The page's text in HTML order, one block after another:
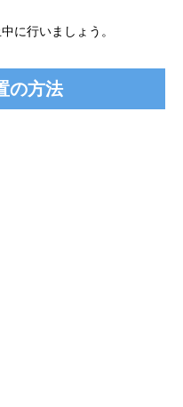
に行いましょう。
の方法